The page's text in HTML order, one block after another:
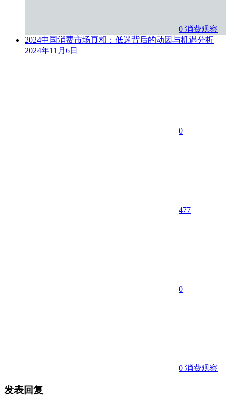
0 消费观察
2024中国消费市场真相：低迷背后的动因与机遇分析
2024年11月6日
0
477
0
0 消费观察
发表回复